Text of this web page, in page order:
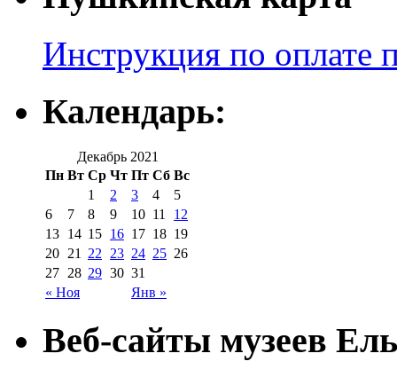
Инструкция по оплате
Календарь:
Декабрь 2021
Пн Вт Ср Чт Пт Сб Вс
« Ноя Янв »
1 2 3 4
5
6
7 8 9 10 11
12
13 14 15 16 17 18 19
20 21 22 23 24 25 26
27 28 29 30 31
Веб-сайты музеев